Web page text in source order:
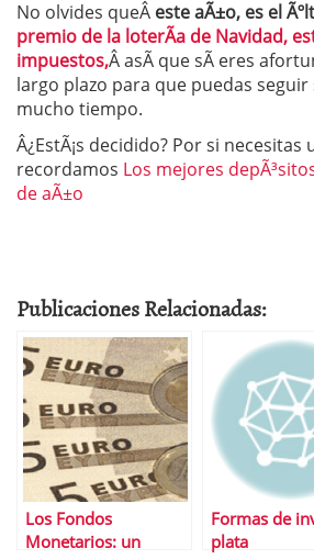
No olvides queÂ este aÃ±o, es el
premio de la loterÃ­a de Navidad,
impuestos,Â asÃ­ que sÃ­ eres
largo plazo para que puedas
mucho tiempo.
Â¿EstÃ¡s decidido? Por si necesitas
recordamos Los mejores
de aÃ±o
Publicaciones Relacionadas:
Los Fondos
Monetarios: un
Formas de
plata